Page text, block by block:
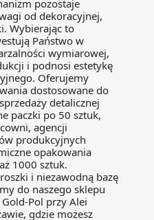
pozostaje
od dekoracyjnej,
Wybierając to
Państwo w
wymiarowej,
i podnosi estetykę
Oferujemy
dostosowane do
detalicznej
paczki po 50 sztuk,
agencji
produkcyjnych
opakowania
1000 sztuk.
i niezawodną bazę
do naszego sklepu
Pol przy Alei
gdzie możesz